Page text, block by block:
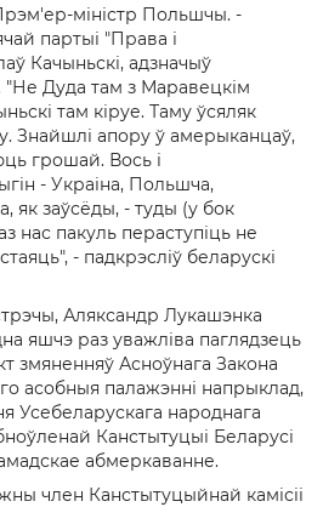
міністр Польшчы. -
партыі "Права і
Качыньскі, адзначыў
Дуда там з Маравецкім
там кіруе. Таму ўсяляк
Знайшлі апору ў амерыканцаў,
грошай. Вось і
- Украіна, Польшча,
як заўсёды, - туды (у бок
нас пакуль пераступіць не
- падкрэсліў беларускі
Аляксандр Лукашэнка
яшчэ раз уважліва паглядзець
змяненняў Асноўнага Закона
асобныя палажэнні напрыклад,
Усебеларускага народнага
Канстытуцыі Беларусі
абмеркаванне.
член Канстытуцыйнай камісіі